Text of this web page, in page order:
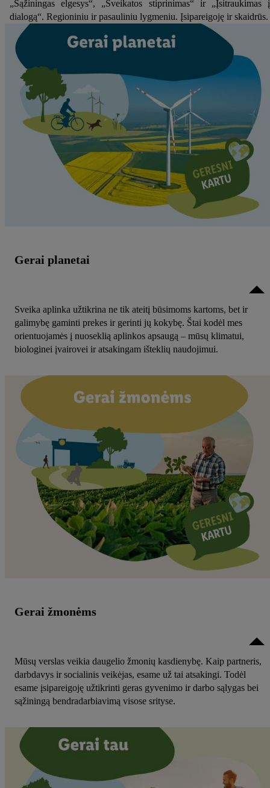
„Sąžiningas elgesys“, „Sveikatos stiprinimas“ ir „Įsitraukimas į
dialogą“. Regioniniu ir pasauliniu lygmeniu. Įsipareigoję ir skaidrūs.
Gerai planetai
Sveika aplinka užtikrina ne tik ateitį būsimoms kartoms, bet ir
galimybę gaminti prekes ir gerinti jų kokybę. Štai kodėl mes
orientuojamės į nuoseklią aplinkos apsaugą – mūsų klimatui,
biologinei įvairovei ir atsakingam išteklių naudojimui.
Gerai žmonėms
Mūsų verslas veikia daugelio žmonių kasdienybę. Kaip partneris,
darbdavys ir socialinis veikėjas, esame už tai atsakingi. Todėl
esame įsipareigoję užtikrinti geras gyvenimo ir darbo sąlygas bei
sąžiningą bendradarbiavimą visose srityse.